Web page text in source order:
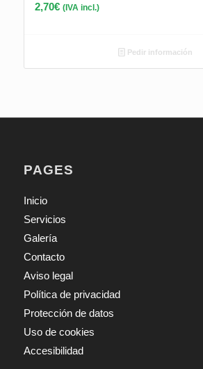
2,70€ (IVA incl.)
Pedir información
PAGES
Inicio
Servicios
Galería
Contacto
Aviso legal
Política de privacidad
Protección de datos
Uso de cookies
Accesibilidad